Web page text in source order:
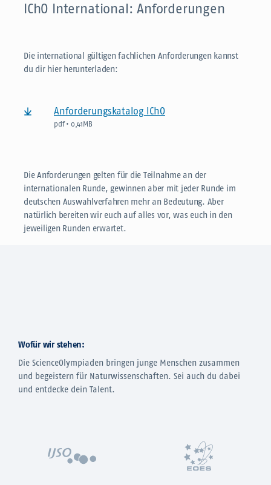
IChO International: Anforderungen
Die international gültigen fachlichen Anforderungen kannst
du dir hier herunterladen:
Anforderungskatalog IChO
pdf • 0,41MB
Die Anforderungen gelten für die Teilnahme an der
internationalen Runde, gewinnen aber mit jeder Runde im
deutschen Auswahlverfahren mehr an Bedeutung. Aber
natürlich bereiten wir euch auf alles vor, was euch in den
jeweiligen Runden erwartet.
Wofür wir stehen:
Die ScienceOlympiaden bringen junge Menschen zusammen
und begeistern für Naturwissenschaften. Sei auch du dabei
und entdecke dein Talent.